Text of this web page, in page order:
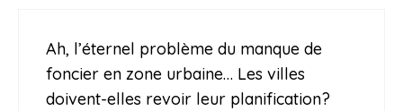
Ah, l’éternel problème du manque de
foncier en zone urbaine… Les villes
doivent-elles revoir leur planification?